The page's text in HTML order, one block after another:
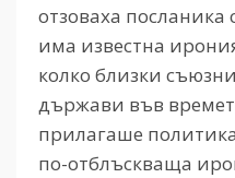
отзоваха посланика
има известна
колко близки
държави във
прилагаше
по-отблъскваща